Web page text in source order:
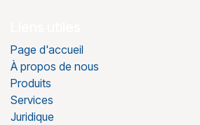
Page d'accueil
À propos de nous
Produits
Services
Juridique